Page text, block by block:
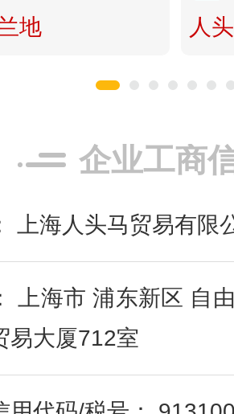
地 人
企业工商
上海人头马贸易有限
上海市 浦东新区 自
易大厦712室